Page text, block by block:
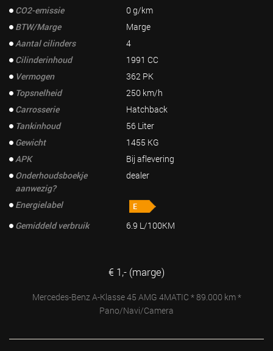
CO2-emissie
0 g/km
BTW/Marge
Marge
Aantal cilinders
4
Cilinderinhoud
1991 CC
Vermogen
362 PK
Topsnelheid
250 km/h
Carrosserie
Hatchback
Tankinhoud
56 Liter
Gewicht
1455 KG
APK
Bij aflevering
Onderhoudsboekje
aanwezig?
dealer
Energielabel
Gemiddeld verbruik
6.9 L/100KM
€ 1,- (marge)
Mercedes-Benz A-Klasse 45 AMG 4MATIC * 89.000 km *
Pano/Navi/Camera